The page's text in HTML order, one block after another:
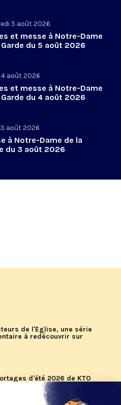
5 août 2026
et messe à Notre-Dame
Garde du 5 août 2026
août 2026
et messe à Notre-Dame
Garde du 4 août 2026
août 2026
à Notre-Dame de la
du 3 août 2026
de l'Église, une série
à redécouvrir sur
d'été 2026 de KTO